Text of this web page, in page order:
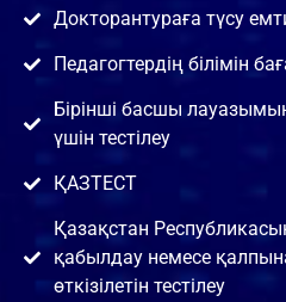
Докторантураға түсу
Педагогтердің білімін
Бірінші басшы
үшін тестілеу
ҚАЗТЕСТ
Қазақстан
қабылдау немесе
өткізілетін тестілеу